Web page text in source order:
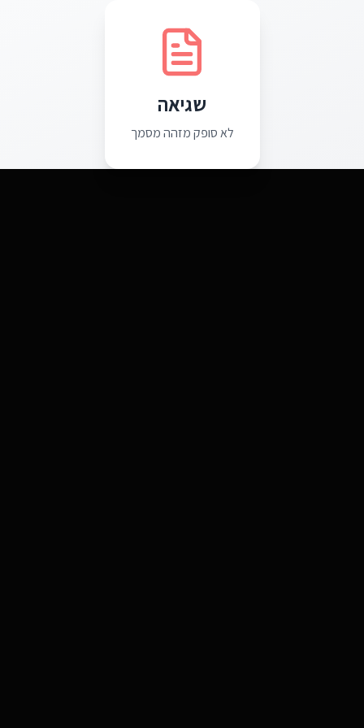
שגיאה
לא סופק מזהה מסמך